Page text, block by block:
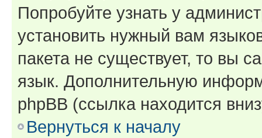
Попробуйте узнать у
установить нужный вам
пакета не существует, то вы
язык. Дополнительную
phpBB (ссылка находится
Вернуться к началу